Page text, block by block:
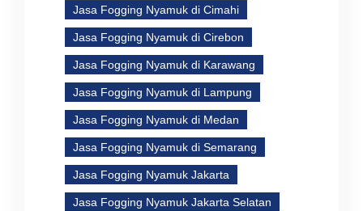
Jasa Fogging Nyamuk di Cimahi
Jasa Fogging Nyamuk di Cirebon
Jasa Fogging Nyamuk di Karawang
Jasa Fogging Nyamuk di Lampung
Jasa Fogging Nyamuk di Medan
Jasa Fogging Nyamuk di Semarang
Jasa Fogging Nyamuk Jakarta
Jasa Fogging Nyamuk Jakarta Selatan